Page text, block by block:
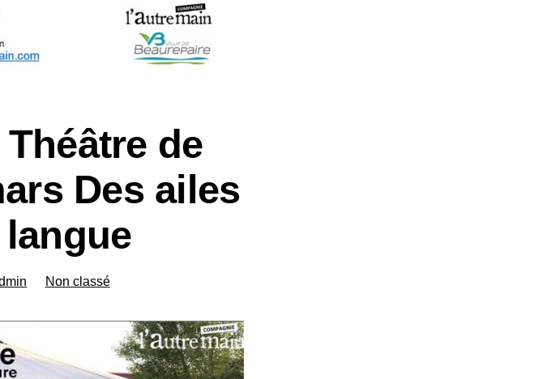
de
Des ailes
Non classé